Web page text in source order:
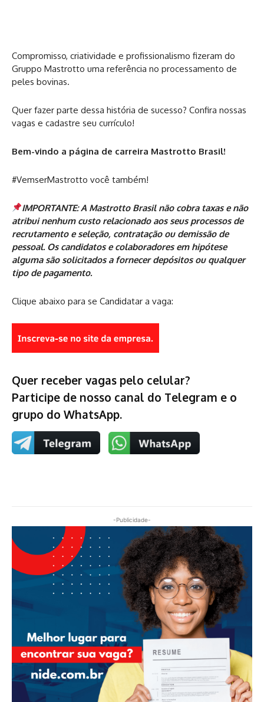
Compromisso, criatividade e profissionalismo fizeram do
Gruppo Mastrotto uma referência no processamento de
peles bovinas.
Quer fazer parte dessa história de sucesso? Confira nossas
vagas e cadastre seu currículo!
Bem-vindo a página de carreira Mastrotto Brasil!
#VemserMastrotto você também!
IMPORTANTE: A Mastrotto Brasil não cobra taxas e não
atribui nenhum custo relacionado aos seus processos de
recrutamento e seleção, contratação ou demissão de
pessoal. Os candidatos e colaboradores em hipótese
alguma são solicitados a fornecer depósitos ou qualquer
tipo de pagamento.
Clique abaixo para se Candidatar a vaga:
Quer receber vagas pelo celular?
Participe de nosso canal do Telegram e o
grupo do WhatsApp.
-Publicidade-